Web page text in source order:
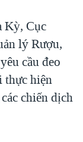
Kỳ, Cục
lý Rượu,
cầu đeo
thực hiện
chiến dịch